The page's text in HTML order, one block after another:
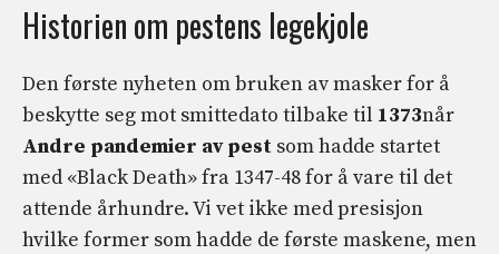
Historien om pestens legekjole
Den første nyheten om bruken av masker for å
beskytte seg mot smittedato tilbake til 1373når
Andre pandemier av pest som hadde startet
med «Black Death» fra 1347-48 for å vare til det
attende århundre. Vi vet ikke med presisjon
hvilke former som hadde de første maskene, men